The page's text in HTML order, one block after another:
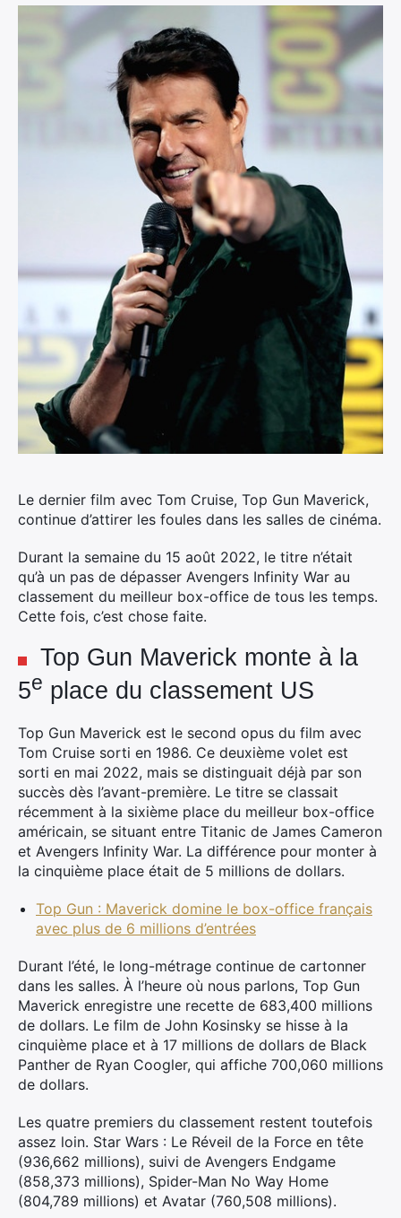
Le dernier film avec Tom Cruise, Top Gun Maverick,
continue d’attirer les foules dans les salles de cinéma.
Durant la semaine du 15 août 2022, le titre n’était
qu’à un pas de dépasser Avengers Infinity War au
classement du meilleur box-office de tous les temps.
Cette fois, c’est chose faite.
Top Gun Maverick monte à la
5e place du classement US
Top Gun Maverick est le second opus du film avec
Tom Cruise sorti en 1986. Ce deuxième volet est
sorti en mai 2022, mais se distinguait déjà par son
succès dès l’avant-première. Le titre se classait
récemment à la sixième place du meilleur box-office
américain, se situant entre Titanic de James Cameron
et Avengers Infinity War. La différence pour monter à
la cinquième place était de 5 millions de dollars.
Top Gun : Maverick domine le box-office français
avec plus de 6 millions d’entrées
Durant l’été, le long-métrage continue de cartonner
dans les salles. À l’heure où nous parlons, Top Gun
Maverick enregistre une recette de 683,400 millions
de dollars. Le film de John Kosinsky se hisse à la
cinquième place et à 17 millions de dollars de Black
Panther de Ryan Coogler, qui affiche 700,060 millions
de dollars.
Les quatre premiers du classement restent toutefois
assez loin. Star Wars : Le Réveil de la Force en tête
(936,662 millions), suivi de Avengers Endgame
(858,373 millions), Spider-Man No Way Home
(804,789 millions) et Avatar (760,508 millions).